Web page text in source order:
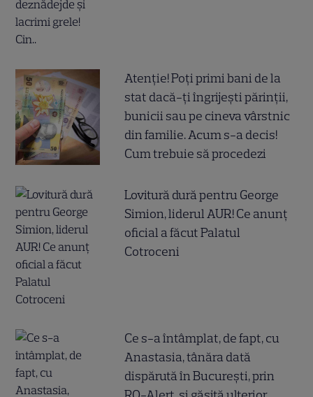
Atenție! Poți primi bani de la
stat dacă-ți îngrijești părinții,
bunicii sau pe cineva vârstnic
din familie. Acum s-a decis!
Cum trebuie să procedezi
Lovitură dură pentru George
Simion, liderul AUR! Ce anunț
oficial a făcut Palatul
Cotroceni
Ce s-a întâmplat, de fapt, cu
Anastasia, tânăra dată
dispărută în București, prin